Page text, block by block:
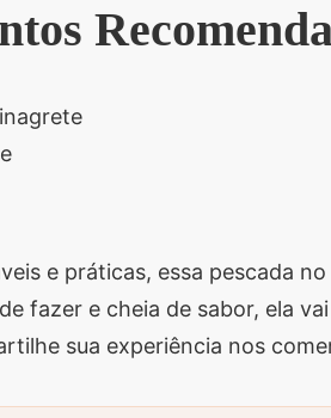
e práticas, essa pescada
fazer e cheia de sabor, ela
sua experiência nos